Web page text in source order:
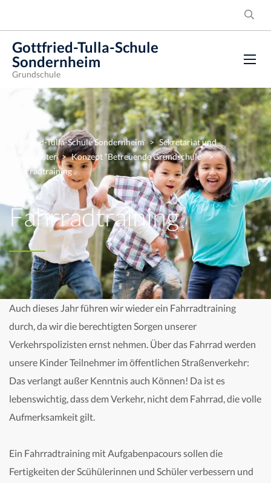
Gottfried-Tulla-Schule
Sondernheim
Grundschule
Gottfried-Tulla-Schule Sondernheim > Sekretariat und
Hausmeister > Konzept “Betreuende Grundschule” >
Fahrradtraining
Fahrradtraining
Auch dieses Jahr führen wir wieder ein Fahrradtraining
durch, da wir die berechtigten Sorgen unserer
Verkehrspolizisten ernst nehmen. Über das Fahrrad werden
unsere Kinder Teilnehmer im öffentlichen Straßenverkehr:
Das verlangt außer Kenntnis auch Können! Da ist es
lebenswichtig, dass dem Verkehr, nicht dem Fahrrad, die volle
Aufmerksamkeit gilt.
Ein Fahrradtraining mit Aufgabenpacours sollen die
Fertigkeiten der Scühülerinnen und Schüler verbessern und